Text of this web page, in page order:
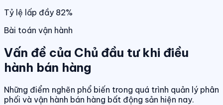
Tỷ lệ lấp đầy 82%
Bài toán vận hành
Vấn đề của Chủ đầu tư khi điều
hành bán hàng
Những điểm nghẽn phổ biến trong quá trình quản lý phân
phối và vận hành bán hàng bất động sản hiện nay.